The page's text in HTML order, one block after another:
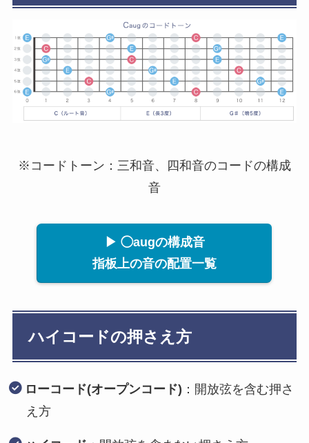
※コードトーン：三和音、四和音のコードの構成
音
▶ ◯augの構成音
指板上の音の配置一覧
ハイコードの押さえ方
ローコード(オープンコード) ：開放弦を含む押さ
え方